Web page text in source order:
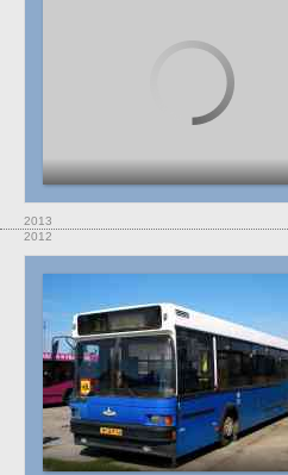
2013
2012